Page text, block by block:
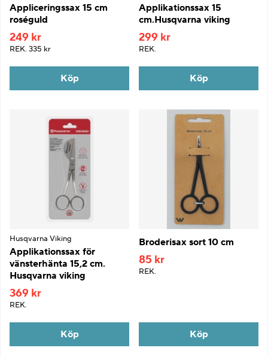
Appliceringssax 15 cm
roséguld
249 kr
REK. 335 kr
Köp
Applikationssax 15
cm.Husqvarna viking
299 kr
REK.
Köp
Husqvarna Viking
Applikationssax för
vänsterhänta 15,2 cm.
Husqvarna viking
369 kr
REK.
Köp
Broderisax sort 10 cm
85 kr
REK.
Köp